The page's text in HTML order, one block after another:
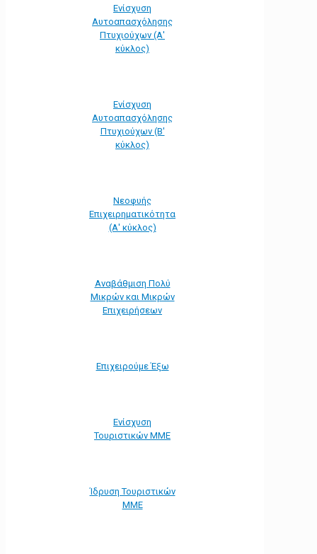
Ενίσχυση
Αυτοαπασχόλησης
Πτυχιούχων (Α'
κύκλος)
Ενίσχυση
Αυτοαπασχόλησης
Πτυχιούχων (Β'
κύκλος)
Νεοφυής
Επιχειρηματικότητα
(Α' κύκλος)
Αναβάθμιση Πολύ
Μικρών και Μικρών
Επιχειρήσεων
Επιχειρούμε Έξω
Ενίσχυση
Τουριστικών ΜΜΕ
Ίδρυση Τουριστικών
ΜΜΕ